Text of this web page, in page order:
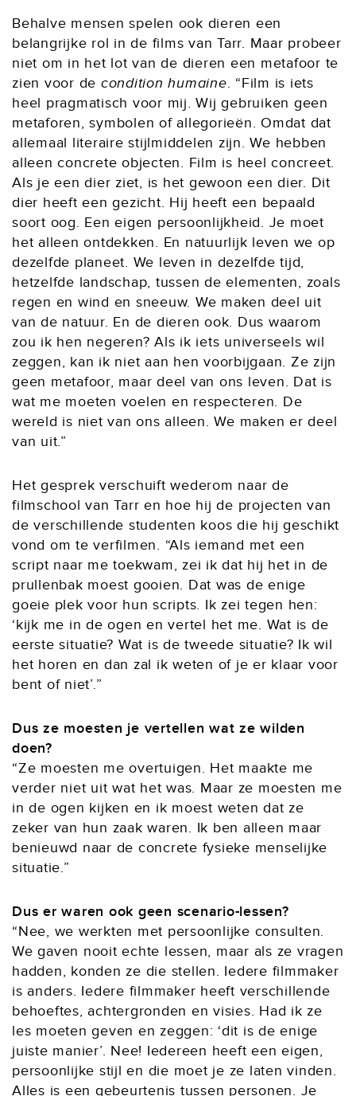
Behalve mensen spelen ook dieren een
belangrijke rol in de films van Tarr. Maar probeer
niet om in het lot van de dieren een metafoor te
zien voor de condition humaine. “Film is iets
heel pragmatisch voor mij. Wij gebruiken geen
metaforen, symbolen of allegorieën. Omdat dat
allemaal literaire stijlmiddelen zijn. We hebben
alleen concrete objecten. Film is heel concreet.
Als je een dier ziet, is het gewoon een dier. Dit
dier heeft een gezicht. Hij heeft een bepaald
soort oog. Een eigen persoonlijkheid. Je moet
het alleen ontdekken. En natuurlijk leven we op
dezelfde planeet. We leven in dezelfde tijd,
hetzelfde landschap, tussen de elementen, zoals
regen en wind en sneeuw. We maken deel uit
van de natuur. En de dieren ook. Dus waarom
zou ik hen negeren? Als ik iets universeels wil
zeggen, kan ik niet aan hen voorbijgaan. Ze zijn
geen metafoor, maar deel van ons leven. Dat is
wat me moeten voelen en respecteren. De
wereld is niet van ons alleen. We maken er deel
van uit.”
Het gesprek verschuift wederom naar de
filmschool van Tarr en hoe hij de projecten van
de verschillende studenten koos die hij geschikt
vond om te verfilmen. “Als iemand met een
script naar me toekwam, zei ik dat hij het in de
prullenbak moest gooien. Dat was de enige
goeie plek voor hun scripts. Ik zei tegen hen:
‘kijk me in de ogen en vertel het me. Wat is de
eerste situatie? Wat is de tweede situatie? Ik wil
het horen en dan zal ik weten of je er klaar voor
bent of niet’.”
Dus ze moesten je vertellen wat ze wilden
doen?
“Ze moesten me overtuigen. Het maakte me
verder niet uit wat het was. Maar ze moesten me
in de ogen kijken en ik moest weten dat ze
zeker van hun zaak waren. Ik ben alleen maar
benieuwd naar de concrete fysieke menselijke
situatie.”
Dus er waren ook geen scenario-lessen?
“Nee, we werkten met persoonlijke consulten.
We gaven nooit echte lessen, maar als ze vragen
hadden, konden ze die stellen. Iedere filmmaker
is anders. Iedere filmmaker heeft verschillende
behoeftes, achtergronden en visies. Had ik ze
les moeten geven en zeggen: ‘dit is de enige
juiste manier’. Nee! Iedereen heeft een eigen,
persoonlijke stijl en die moet je ze laten vinden.
Alles is een gebeurtenis tussen personen. Je